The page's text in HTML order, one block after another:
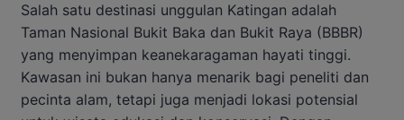
Salah satu destinasi unggulan Katingan adalah
Taman Nasional Bukit Baka dan Bukit Raya (BBBR)
yang menyimpan keanekaragaman hayati tinggi.
Kawasan ini bukan hanya menarik bagi peneliti dan
pecinta alam, tetapi juga menjadi lokasi potensial